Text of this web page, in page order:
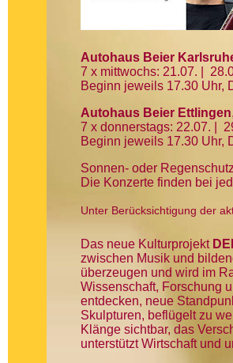
Autohaus Beier
7 x mittwochs: 21.07. |
Beginn jeweils 17.30 Uhr,
Autohaus Beier Ettlingen
7 x donnerstags: 22.07. |
Beginn jeweils 17.30 Uhr,
Sonnen- oder
Die Konzerte finden bei
Unter Berücksichtigung der
Das neue Kulturprojekt
zwischen Musik und
überzeugen und wird im
Wissenschaft, Forschung
entdecken, neue
Skulpturen, beflügelt zu
Klänge sichtbar, das
unterstützt Wirtschaft und